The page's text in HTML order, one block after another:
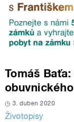
Tomáš
3. duben 2020
Životopisy